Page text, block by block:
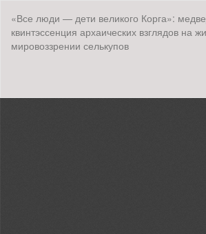
Подробностям
«Все люди — дети великого Корга»:
квинтэссенция архаических взглядов на
мировоззрении селькупов